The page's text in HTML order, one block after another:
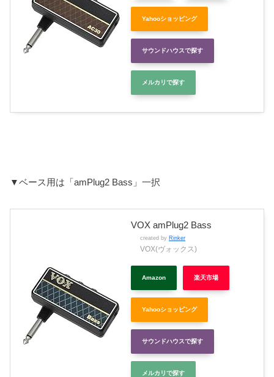
Yahooショッピング
サウンドハウスで探す
メルカリで探す
▼ベース用は「amPlug2 Bass」一択
VOX amPlug2 Bass
created by Rinker
VOX(ヴォックス)
Amazon 楽天市場
Yahooショッピング
サウンドハウスで探す
メルカリで探す